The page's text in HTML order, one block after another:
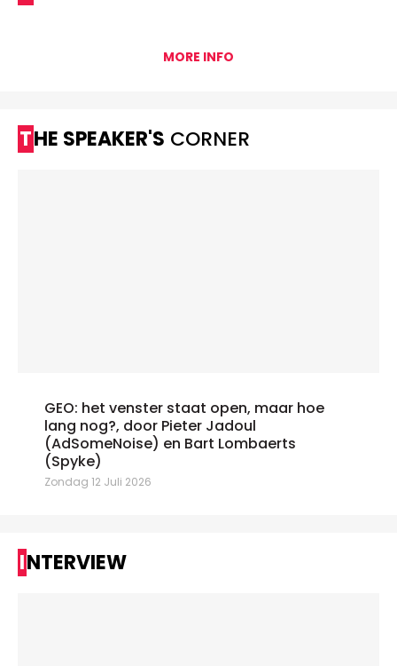
MORE INFO
THE SPEAKER'S CORNER
GEO: het venster staat open, maar hoe
lang nog?, door Pieter Jadoul
(AdSomeNoise) en Bart Lombaerts
(Spyke)
Zondag 12 Juli 2026
INTERVIEW